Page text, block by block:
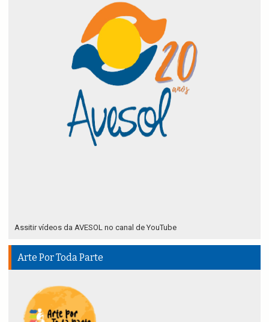
Assitir vídeos da AVESOL no canal de YouTube
Arte Por Toda Parte